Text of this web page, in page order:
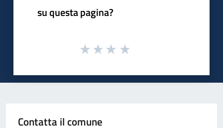
su questa pagina?
Contatta il comune